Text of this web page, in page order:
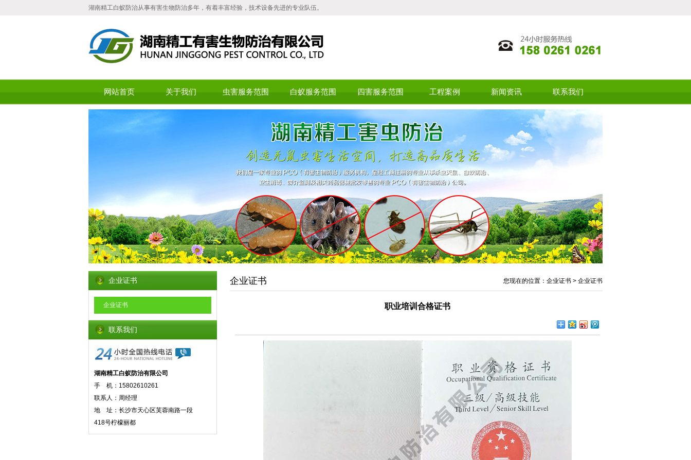
湖南精工白蚁防治从事有害生物防治多年，有着丰富经验，技术设备先进的专业队伍。
网站首页 关于我们 虫害服务范围 白蚁服务范围 四害服务范围 工程案例 新闻资讯 联系我们
企业证书
企业证书
联系我们
湖南精工白蚁防治有限公司
手 机：15802610261
联系人：周经理
地 址：长沙市天心区芙蓉南路一段
418号柠檬丽都
您现在的位置：企业证书 > 企业证书
企业证书
职业培训合格证书